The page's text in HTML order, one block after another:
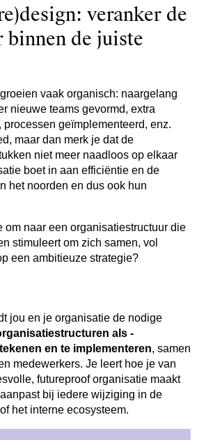
veranker de
de juiste
vaak organisch: naargelang
nieuwe teams gevormd, extra
geïmplementeerd, enz.
maar dan merk je dat de
niet meer naadloos op elkaar
boet in aan efficiëntie en de
het noorden en dus ook hun
om naar een organisatiestructuur die
stimuleert om zich samen, vol
een ambitieuze strategie?
jou en je organisatie de nodige
als -
en te implementeren, samen
medewerkers. Je leert hoe je van
futureproof organisatie maakt
bij iedere wijziging in de
het interne ecosysteem.